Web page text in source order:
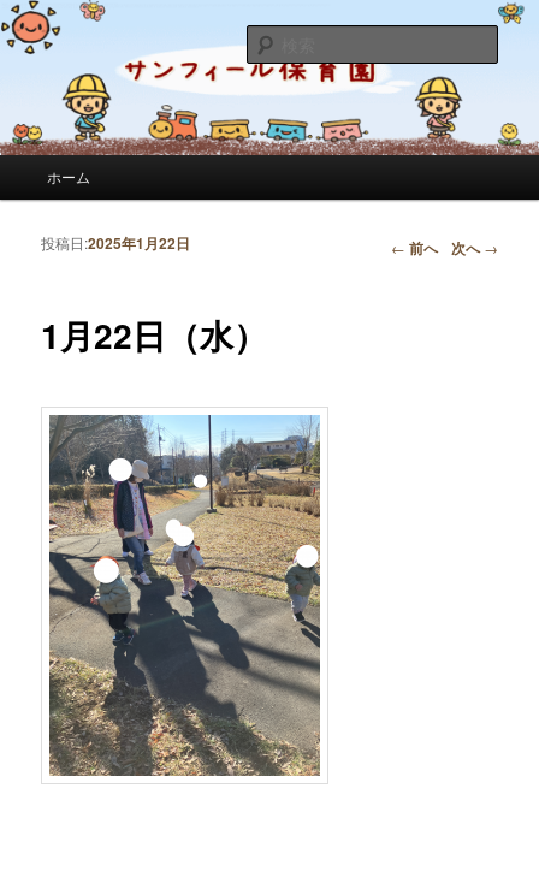
サンフィール保育園のブログ
サンフィール保育園のせんせいのブログです。園の日常を綴っています。
索
メインコンテンツへ移動
サブコンテンツへ移動
ホーム
投稿ナビゲーション ← 前へ 次へ→
1月22日（水）
投稿日:2025年1月22日